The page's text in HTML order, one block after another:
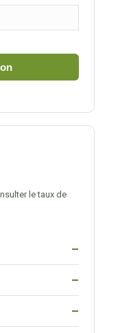
le taux de
—
—
—